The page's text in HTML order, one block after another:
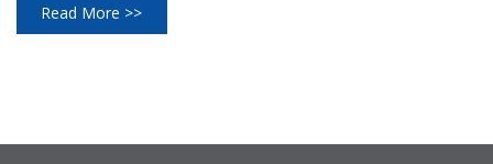
Read More >>